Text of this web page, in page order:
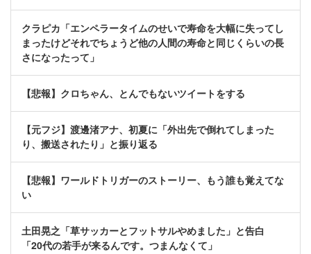
クラピカ「エンペラータイムのせいで寿命を大幅に失ってし
まったけどそれでちょうど他の人間の寿命と同じくらいの長
さになったって」
【悲報】クロちゃん、とんでもないツイートをする
【元フジ】渡邊渚アナ、初夏に「外出先で倒れてしまった
り、搬送されたり」と振り返る
【悲報】ワールドトリガーのストーリー、もう誰も覚えてな
い
土田晃之「草サッカーとフットサルやめました」と告白
「20代の若手が来るんです。つまんなくて」